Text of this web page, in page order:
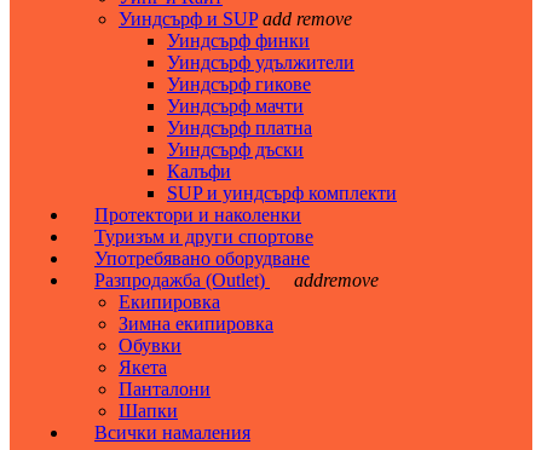
Уиндсърф и SUP add remove
Уиндсърф финки
Уиндсърф удължители
Уиндсърф гикове
Уиндсърф мачти
Уиндсърф платна
Уиндсърф дъски
Калъфи
SUP и уиндсърф комплекти
Протектори и наколенки
Туризъм и други спортове
Употребявано оборудване
Разпродажба (Outlet)
addremove
Екипировка
Зимна екипировка
Обувки
Якета
Панталони
Шапки
Всички намаления